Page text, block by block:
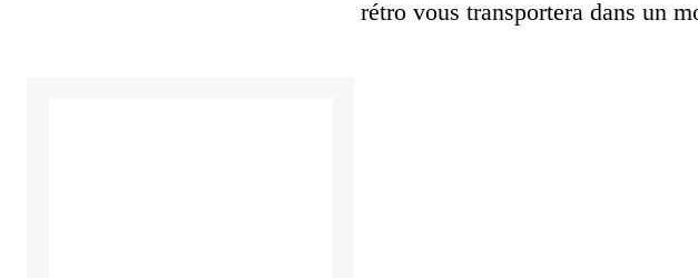
rétro vous transportera dans un